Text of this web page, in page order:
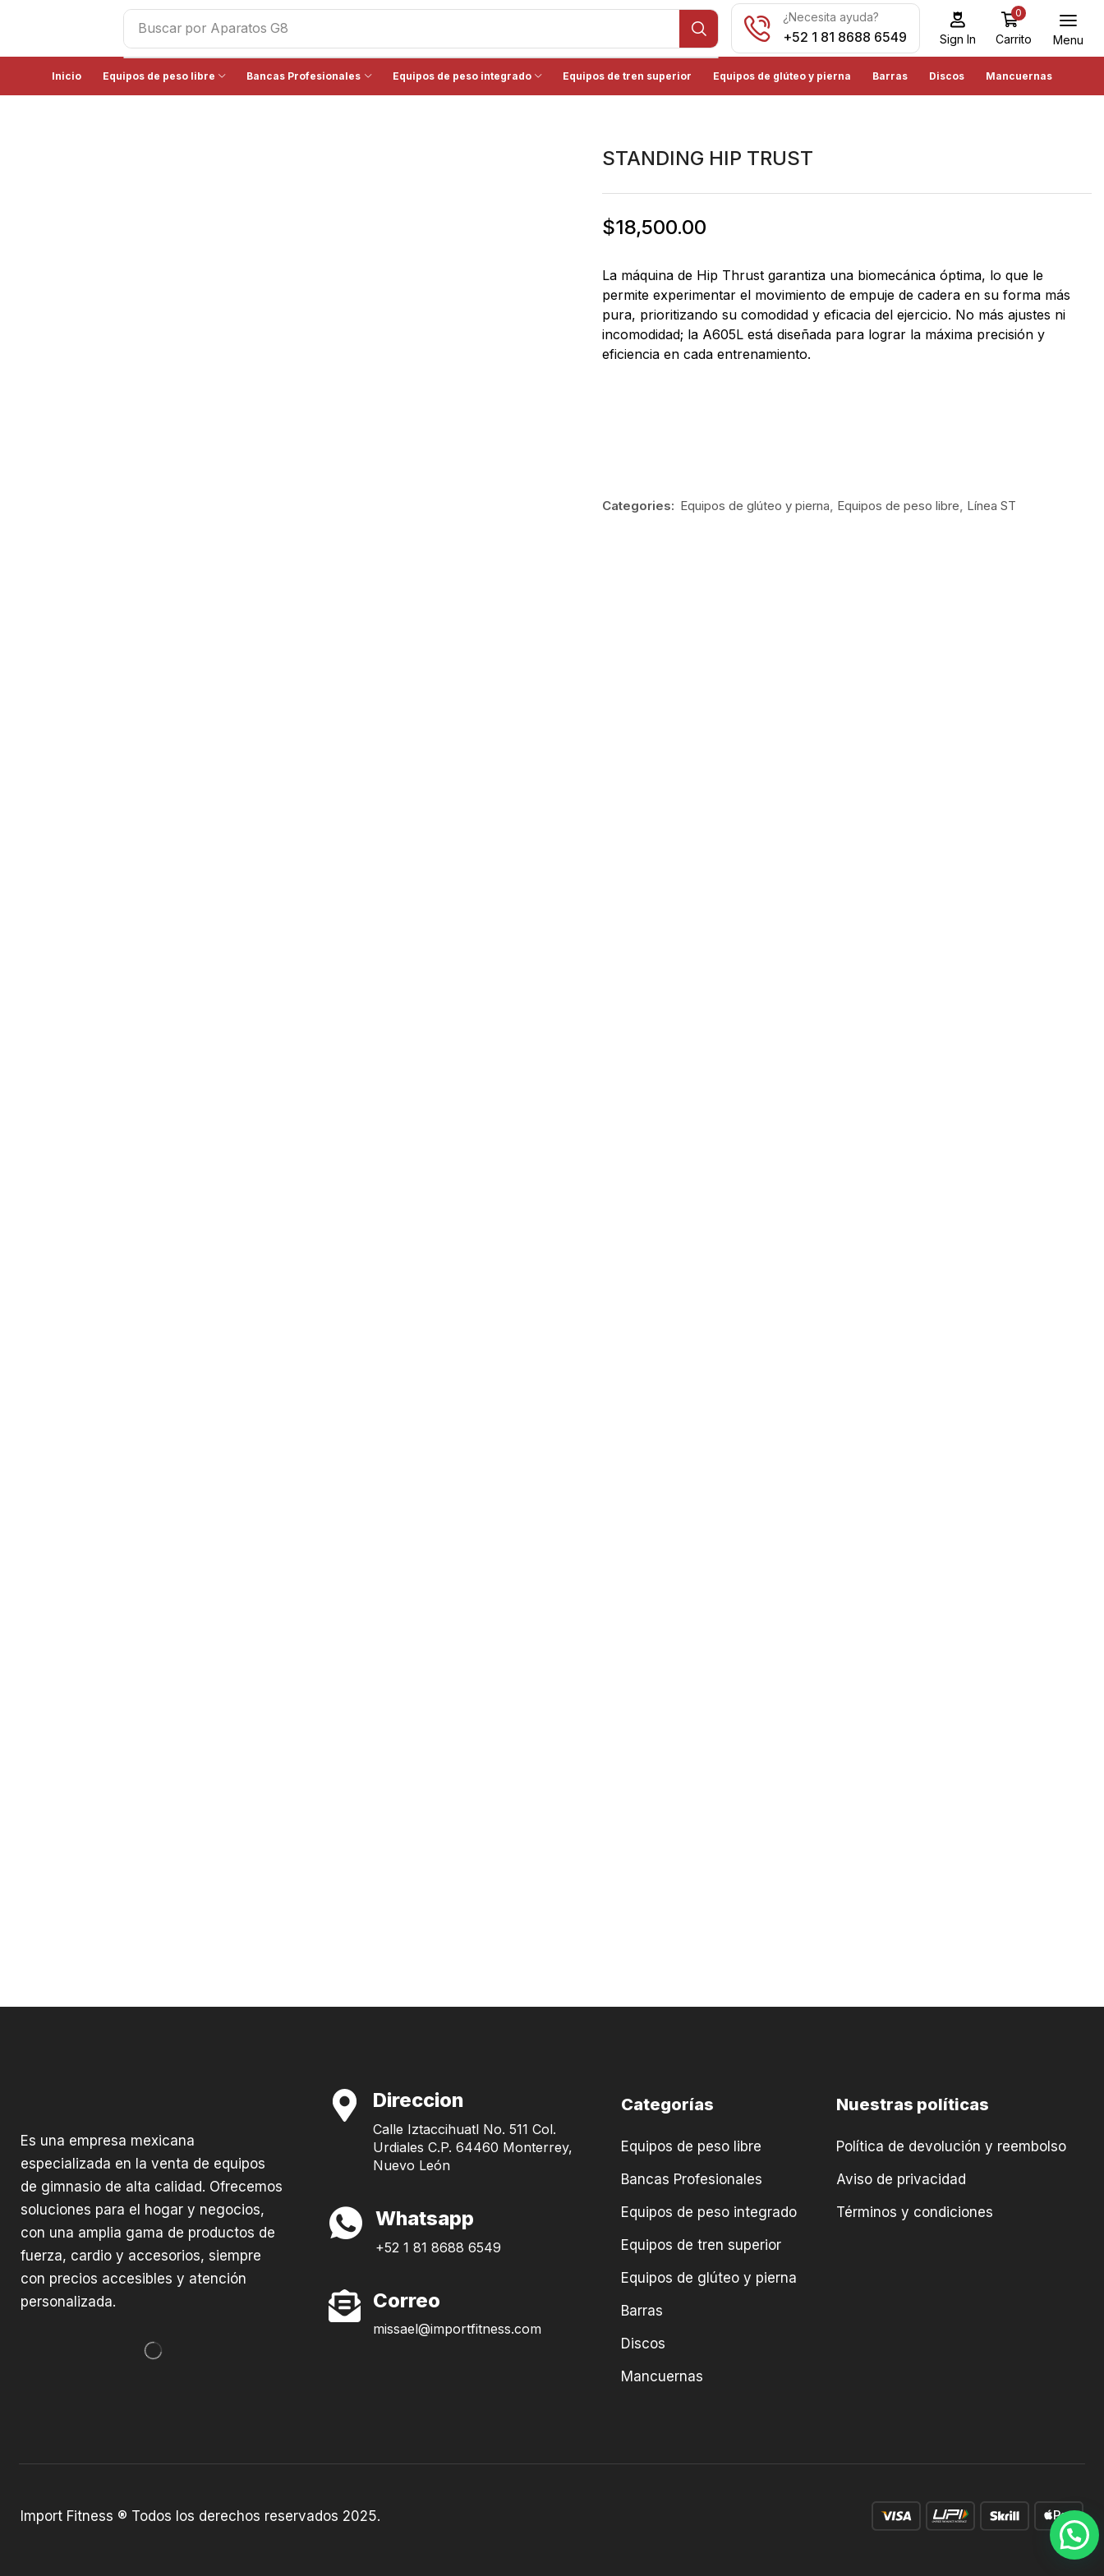
Buscar por Aparatos G8
¿Necesita ayuda?
+52 1 81 8688 6549 Sign In
0
Carrito Menu
Inicio Equipos de peso libre Bancas Profesionales Equipos de peso integrado Equipos de tren superior Equipos de glúteo y pierna Barras Discos Mancuernas
STANDING HIP TRUST
$18,500.00
La máquina de Hip Thrust garantiza una biomecánica óptima, lo que le
permite experimentar el movimiento de empuje de cadera en su forma más
pura, prioritizando su comodidad y eficacia del ejercicio. No más ajustes ni
incomodidad; la A605L está diseñada para lograr la máxima precisión y
eficiencia en cada entrenamiento.
Categories: Equipos de glúteo y pierna, Equipos de peso libre, Línea ST
Es una empresa mexicana
especializada en la venta de equipos
de gimnasio de alta calidad. Ofrecemos
soluciones para el hogar y negocios,
con una amplia gama de productos de
fuerza, cardio y accesorios, siempre
con precios accesibles y atención
personalizada.
Direccion
Calle Iztaccihuatl No. 511 Col.
Urdiales C.P. 64460 Monterrey,
Nuevo León
Whatsapp
+52 1 81 8688 6549
Correo
missael@importfitness.com
Categorías
Equipos de peso libre
Bancas Profesionales
Equipos de peso integrado
Equipos de tren superior
Equipos de glúteo y pierna
Barras
Discos
Mancuernas
Nuestras políticas
Política de devolución y reembolso
Aviso de privacidad
Términos y condiciones
Import Fitness ® Todos los derechos reservados 2025.